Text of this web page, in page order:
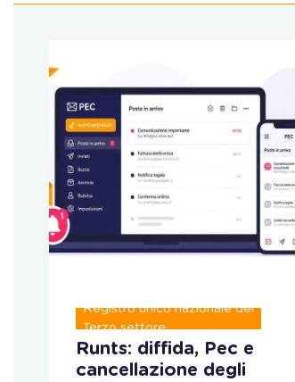
Registro unico nazionale del
Terzo settore
Runts: diffida, Pec e
cancellazione degli